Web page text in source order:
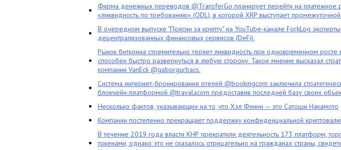
Фирма денежных переводов @TransferGo планирует перейти на платежное
«ликвидность по требованию» (ODL), в которой XRP выступает
В очередном выпуске "Поясни за крипту" на YouTube-канале ForkLog
децентрализованных финансовых сервисов (DeFi).
Рынок биткоина стремительно теряет ликвидность при одновременном росте
способен быстро развернуться в любую сторону. Такое мнение высказал
компании VanEck @gaborgurbacs.
Система интернет-бронирования отелей @bookingcom заключила
блокчейн-платформой @travalacom предоставив последней базу своих
Несколько фактов, указывающих на то, что Хэл Финни — это Сатоши Накамото
Компании постепенно прекращают поддержку конфиденциальной
В течение 2019 года власти КНР прекратили деятельность 173 платформ,
токенами, однако это не сказалось отрицательно на гражданах страны,